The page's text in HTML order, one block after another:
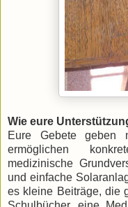
Wie eure
Eure Gebete geben
ermöglichen
medizinische
und einfache
es kleine Beiträge, die